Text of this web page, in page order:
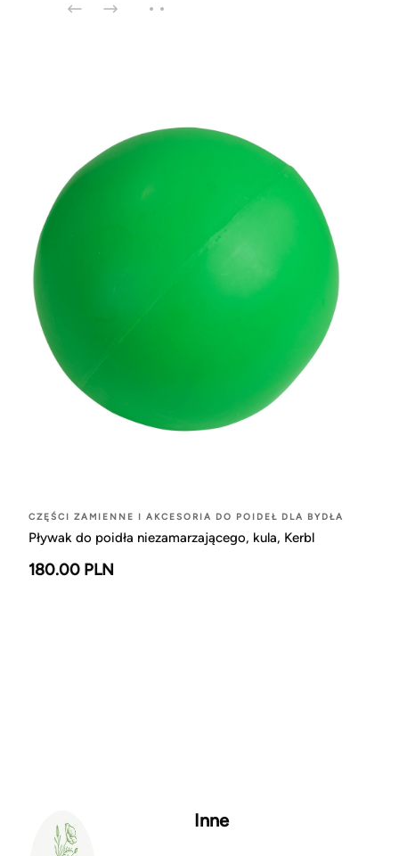
CZĘŚCI ZAMIENNE I AKCESORIA DO POIDEŁ DLA BYDŁA
Pływak do poidła niezamarzającego, kula, Kerbl
180.00 PLN
Inne